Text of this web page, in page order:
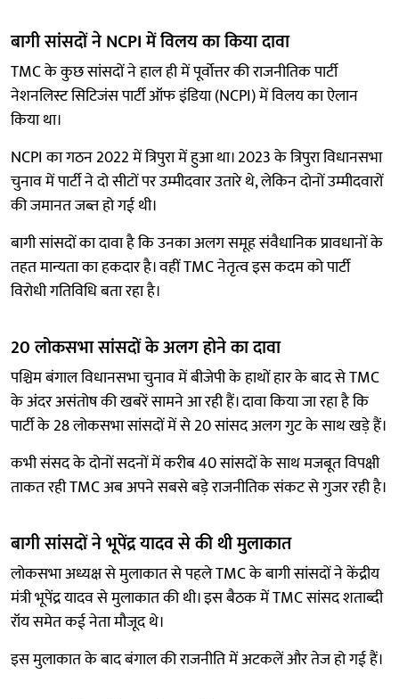
बागी सांसदों ने NCPI में विलय का किया दावा
TMC के कुछ सांसदों ने हाल ही में पूर्वोत्तर की राजनीतिक पार्टी
नेशनलिस्ट सिटिजंस पार्टी ऑफ इंडिया (NCPI) में विलय का ऐलान
किया था।
NCPI का गठन 2022 में त्रिपुरा में हुआ था। 2023 के त्रिपुरा विधानसभा
चुनाव में पार्टी ने दो सीटों पर उम्मीदवार उतारे थे, लेकिन दोनों उम्मीदवारों
की जमानत जब्त हो गई थी।
बागी सांसदों का दावा है कि उनका अलग समूह संवैधानिक प्रावधानों के
तहत मान्यता का हकदार है। वहीं TMC नेतृत्व इस कदम को पार्टी
विरोधी गतिविधि बता रहा है।
20 लोकसभा सांसदों के अलग होने का दावा
पश्चिम बंगाल विधानसभा चुनाव में बीजेपी के हाथों हार के बाद से TMC
के अंदर असंतोष की खबरें सामने आ रही हैं। दावा किया जा रहा है कि
पार्टी के 28 लोकसभा सांसदों में से 20 सांसद अलग गुट के साथ खड़े हैं।
कभी संसद के दोनों सदनों में करीब 40 सांसदों के साथ मजबूत विपक्षी
ताकत रही TMC अब अपने सबसे बड़े राजनीतिक संकट से गुजर रही है।
बागी सांसदों ने भूपेंद्र यादव से की थी मुलाकात
लोकसभा अध्यक्ष से मुलाकात से पहले TMC के बागी सांसदों ने केंद्रीय
मंत्री भूपेंद्र यादव से मुलाकात की थी। इस बैठक में TMC सांसद शताब्दी
रॉय समेत कई नेता मौजूद थे।
इस मुलाकात के बाद बंगाल की राजनीति में अटकलें और तेज हो गई हैं।